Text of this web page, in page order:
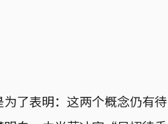
了表明：这两个概念仍有待